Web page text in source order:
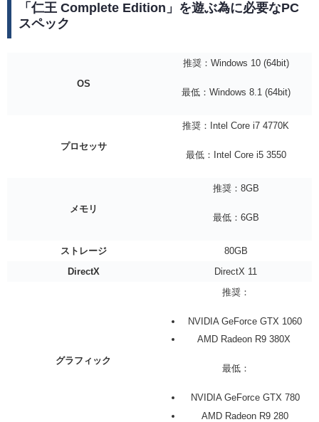
「仁王 Complete Edition」を遊ぶ為に必要なPC
スペック
OS
推奨：Windows 10 (64bit)
最低：Windows 8.1 (64bit)
プロセッサ
推奨：Intel Core i7 4770K
最低：Intel Core i5 3550
メモリ
推奨：8GB
最低：6GB
ストレージ
80GB
DirectX
DirectX 11
グラフィック
推奨：
NVIDIA GeForce GTX 1060
AMD Radeon R9 380X
最低：
NVIDIA GeForce GTX 780
AMD Radeon R9 280